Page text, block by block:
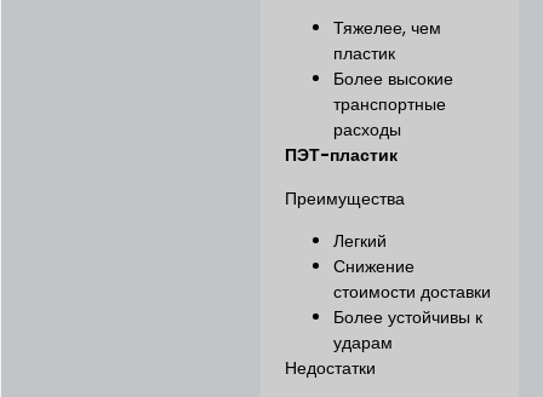
Тяжелее, чем
пластик
Более высокие
транспортные
расходы
ПЭТ-пластик
Преимущества
Легкий
Снижение
стоимости доставки
Более устойчивы к
ударам
Недостатки